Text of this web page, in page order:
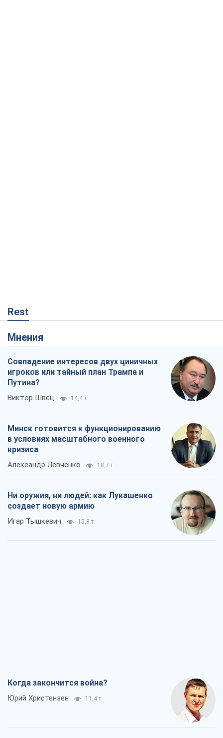
Rest
Мнения
Совпадение интересов двух циничных
игроков или тайный план Трампа и
Путина?
Виктор Швец 14,4 т.
Минск готовится к функционированию
в условиях масштабного военного
кризиса
Александр Левченко 18,7 т.
Ни оружия, ни людей: как Лукашенко
создает новую армию
Игар Тышкевич 15,8 т.
Когда закончится война?
Юрий Христензен 11,4 т.